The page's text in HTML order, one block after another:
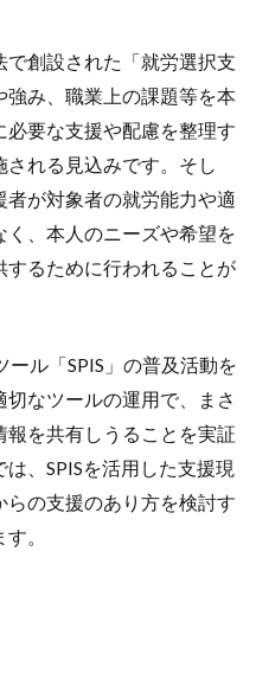
創設された「就労選択支
み、職業上の課題等を本
必要な支援や配慮を整理す
れる見込みです。そし
が対象者の就労能力や適
、本人のニーズや希望を
るために行われることが
ル「SPIS」の普及活動を
なツールの運用で、まさ
を共有しうることを実証
、SPISを活用した支援現
の支援のあり方を検討す
。